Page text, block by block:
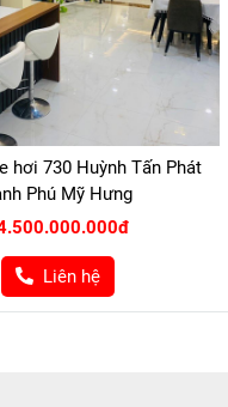
hơi 730 Huỳnh Tấn Phát
Phú Mỹ Hưng
Liên hệ